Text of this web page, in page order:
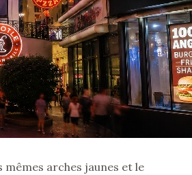
mêmes arches jaunes et le